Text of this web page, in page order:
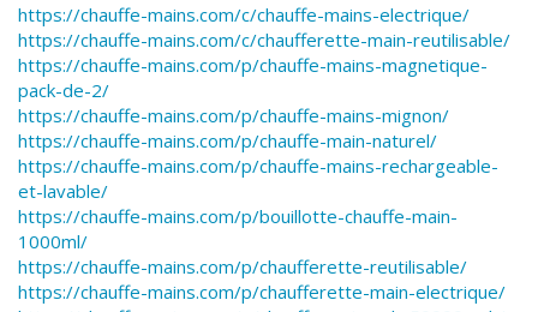
https://chauffe-mains.com/c/chauffe-mains-electrique/
https://chauffe-mains.com/c/chaufferette-main-reutilisable/
https://chauffe-mains.com/p/chauffe-mains-magnetique-
pack-de-2/
https://chauffe-mains.com/p/chauffe-mains-mignon/
https://chauffe-mains.com/p/chauffe-main-naturel/
https://chauffe-mains.com/p/chauffe-mains-rechargeable-
et-lavable/
https://chauffe-mains.com/p/bouillotte-chauffe-main-
1000ml/
https://chauffe-mains.com/p/chaufferette-reutilisable/
https://chauffe-mains.com/p/chaufferette-main-electrique/